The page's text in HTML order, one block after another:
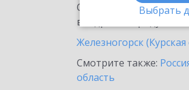
Выбрать
Ознакомьтесь с
внедрение продукта.
Железногорск (Курская
Смотрите также:
область